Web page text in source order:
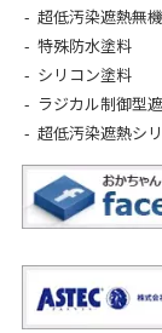
超低汚染遮熱無
特殊防水塗料
シリコン塗料
ラジカル制御型
超低汚染遮熱シ